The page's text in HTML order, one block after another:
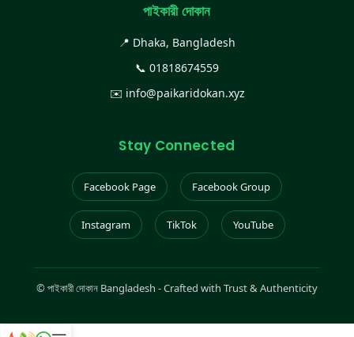
পাইকারী দোকান
📍 Dhaka, Bangladesh
📞 01818674559
✉️ info@paikaridokan.xyz
Stay Connected
Facebook Page Facebook Group
Instagram TikTok YouTube
©পাইকারী দোকান Bangladesh - Crafted with Trust & Authenticity